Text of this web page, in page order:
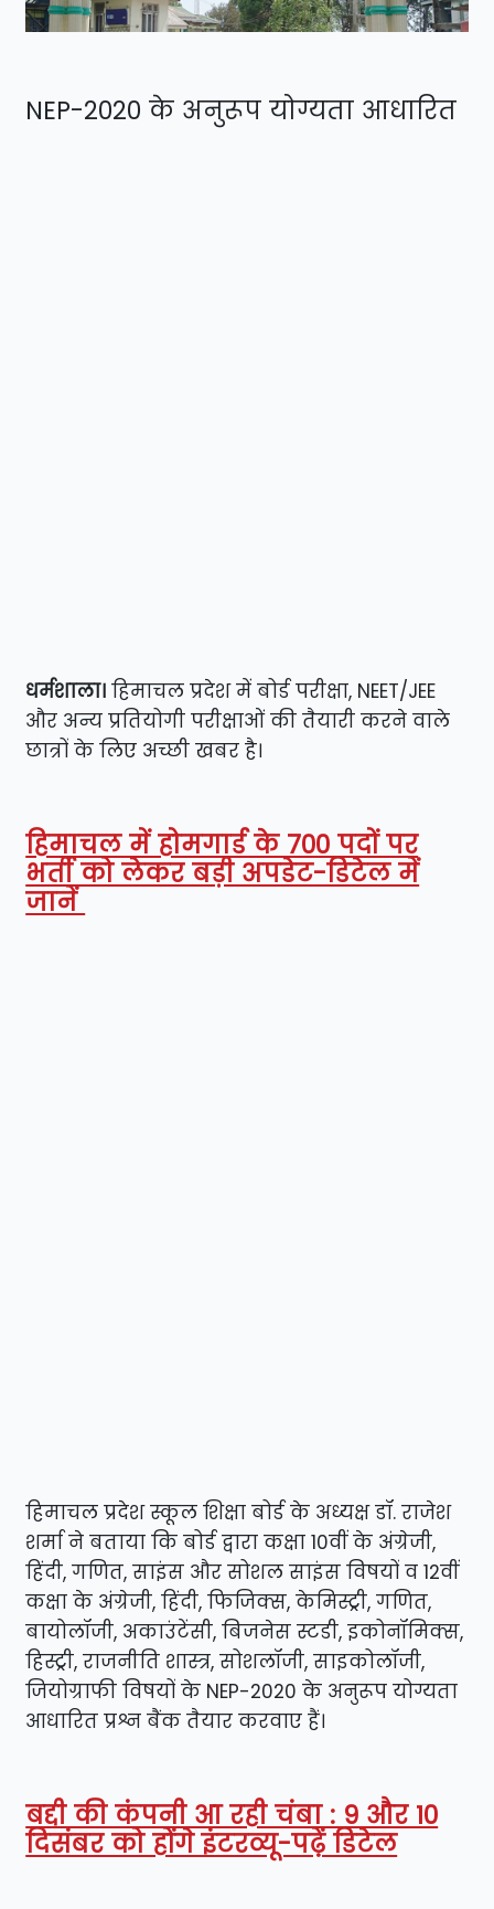
NEP-2020 के अनुरूप योग्यता आधारित
धर्मशाला। हिमाचल प्रदेश में बोर्ड परीक्षा, NEET/JEE
और अन्य प्रतियोगी परीक्षाओं की तैयारी करने वाले
छात्रों के लिए अच्छी खबर है।
हिमाचल में होमगार्ड के 700 पदों पर
भर्ती को लेकर बड़ी अपडेट-डिटेल में
जानें
हिमाचल प्रदेश स्कूल शिक्षा बोर्ड के अध्यक्ष डॉ. राजेश
शर्मा ने बताया कि बोर्ड द्वारा कक्षा 10वीं के अंग्रेजी,
हिंदी, गणित, साइंस और सोशल साइंस विषयों व 12वीं
कक्षा के अंग्रेजी, हिंदी, फिजिक्स, केमिस्ट्री, गणित,
बायोलॉजी, अकाउंटेंसी, बिजनेस स्टडी, इकोनॉमिक्स,
हिस्ट्री, राजनीति शास्त्र, सोशलॉजी, साइकोलॉजी,
जियोग्राफी विषयों के NEP-2020 के अनुरूप योग्यता
आधारित प्रश्न बैंक तैयार करवाए हैं।
बद्दी की कंपनी आ रही चंबा : 9 और 10
दिसंबर को होंगे इंटरव्यू-पढ़ें डिटेल